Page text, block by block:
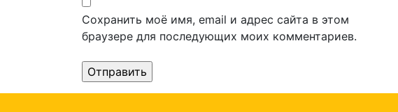
Сохранить моё имя, email и адрес сайта в этом
браузере для последующих моих комментариев.